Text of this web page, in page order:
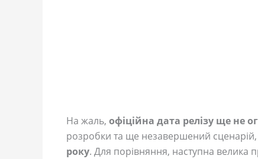
На жаль, офіційна дата релізу ще не
розробки та ще незавершений сценарій,
року. Для порівняння, наступна велика